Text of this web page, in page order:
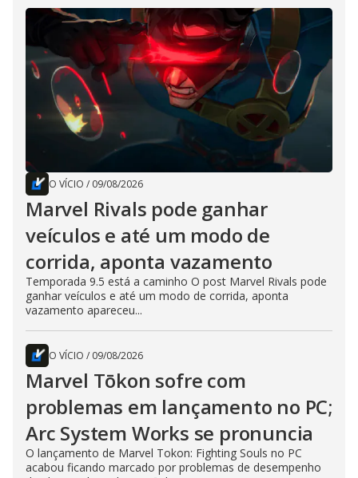
O VÍCIO / 09/08/2026
Marvel Rivals pode ganhar
veículos e até um modo de
corrida, aponta vazamento
Temporada 9.5 está a caminho O post Marvel Rivals pode
ganhar veículos e até um modo de corrida, aponta
vazamento apareceu...
O VÍCIO / 09/08/2026
Marvel Tōkon sofre com
problemas em lançamento no PC;
Arc System Works se pronuncia
O lançamento de Marvel Tokon: Fighting Souls no PC
acabou ficando marcado por problemas de desempenho